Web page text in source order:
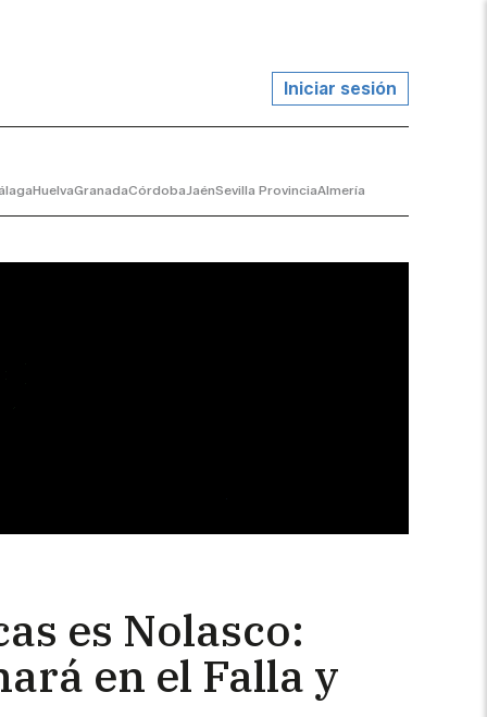
Iniciar sesión
HuelvaGranadaCórdobaJaénSevilla ProvinciaAlmería
es Nolasco:
en el Falla y